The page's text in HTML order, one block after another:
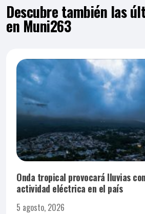
Descubre también las
en Muni263
Onda tropical provocará lluvias
actividad eléctrica en el país
5 agosto, 2026